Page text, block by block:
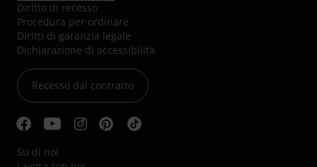
Diritto di recesso
Procedura per ordinare
Diritti di garanzia legale
Dichiarazione di accessibilità
Recesso dal contratto
Su di noi